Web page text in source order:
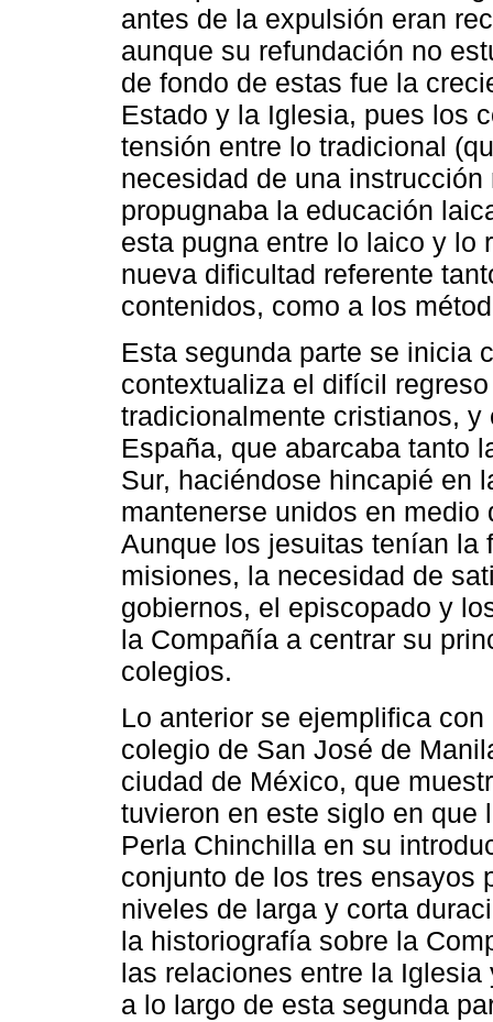
antes de la expulsión eran
aunque su refundación no
de fondo de estas fue la
Estado y la Iglesia, pues los
tensión entre lo tradicional
necesidad de una
propugnaba la educación
esta pugna entre lo laico y lo
nueva dificultad referente
contenidos, como a los
Esta segunda parte se inicia
contextualiza el difícil
tradicionalmente cristianos,
España, que abarcaba tanto
Sur, haciéndose hincapié en
mantenerse unidos en
Aunque los jesuitas tenían la
misiones, la necesidad de
gobiernos, el episcopado y
la Compañía a centrar su
colegios.
Lo anterior se ejemplifica
colegio de San José de
ciudad de México, que
tuvieron en este siglo en que
Perla Chinchilla en su
conjunto de los tres ensayos
niveles de larga y corta
la historiografía sobre la
las relaciones entre la
a lo largo de esta segunda